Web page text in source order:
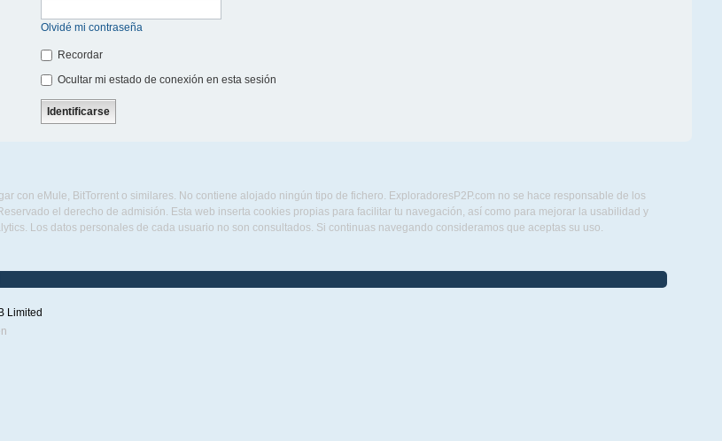
Olvidé mi contraseña
Recordar
Ocultar mi estado de conexión en esta sesión
con eMule, BitTorrent o similares. No contiene alojado ningún tipo de fichero. ExploradoresP2P.com no se hace responsable de los
el derecho de admisión. Esta web inserta cookies propias para facilitar tu navegación, así como para mejorar la usabilidad y
Los datos personales de cada usuario no son consultados. Si continuas navegando consideramos que aceptas su uso.
Limited